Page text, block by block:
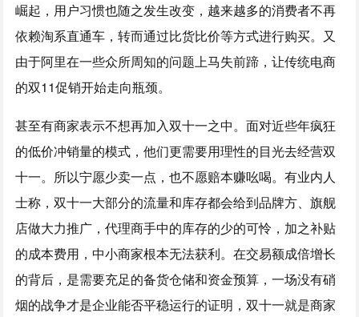
崛起，用户习惯也随之发生改变，越来越多的消费者不再
依赖淘系直通车，转而通过比货比价等方式进行购买。又
由于阿里在一些众所周知的问题上马失前蹄，让传统电商
的双11促销开始走向瓶颈。
甚至有商家表示不想再加入双十一之中。面对近些年疯狂
的低价冲销量的模式，他们更需要用理性的目光去经营双
十一。所以宁愿少卖一点，也不愿赔本赚吆喝。有业内人
士称，双十一大部分的流量和库存都会给到品牌方、旗舰
店做大力推广，代理商手中的库存的少的可怜，加之补贴
的成本费用，中小商家根本无法获利。在交易额成倍增长
的背后，是需要充足的备货仓储和资金预算，一场没有硝
烟的战争才是企业能否平稳运行的证明，双十一就是商家